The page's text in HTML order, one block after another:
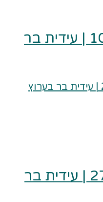
הערביסטים 10.8.24 | עידית בר
הערביסטים 27.7.24 | עידית בר